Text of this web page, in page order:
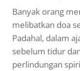
Banyak orang
melibatkan doa
Padahal, dalam
sebelum tidur
perlindungan